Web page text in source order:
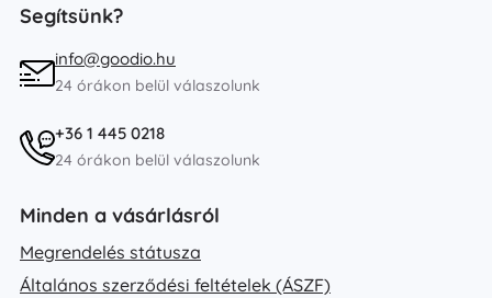
Segítsünk?
info@goodio.hu
24 órákon belül válaszolunk
+36 1 445 0218
24 órákon belül válaszolunk
Minden a vásárlásról
Megrendelés státusza
Általános szerződési feltételek (ÁSZF)